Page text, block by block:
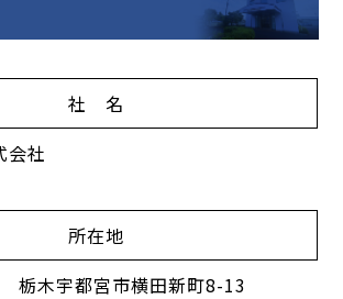
社 名
会社
所在地
栃木宇都宮市横田新町8-13